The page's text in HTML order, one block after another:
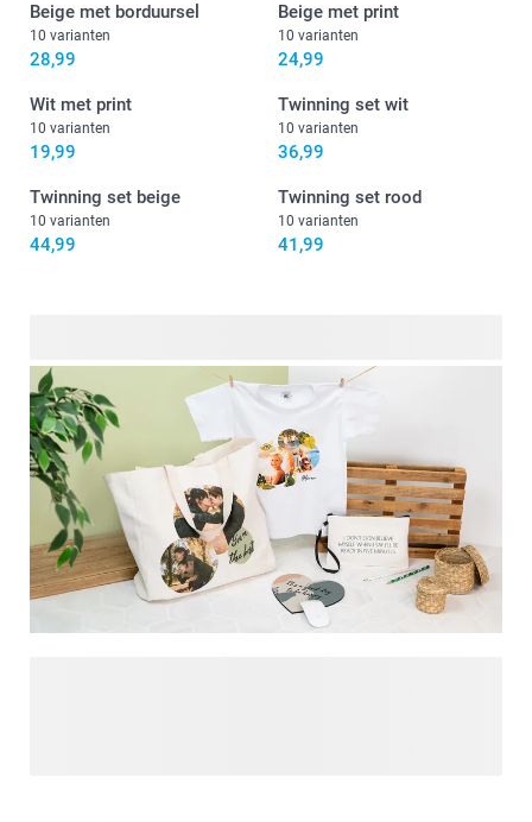
Beige met borduursel
10 varianten
28,99
Beige met print
10 varianten
24,99
Wit met print
10 varianten
19,99
Twinning set wit
10 varianten
36,99
Twinning set beige
10 varianten
44,99
Twinning set rood
10 varianten
41,99